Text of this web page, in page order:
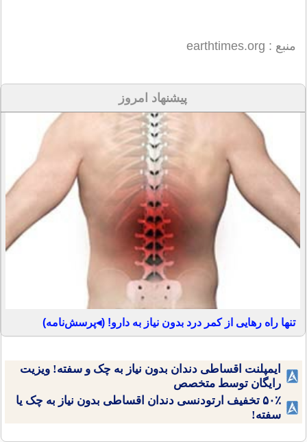
منبع : earthtimes.org
پیشنهاد امروز
تنها راه رهایی از کمر درد بدون نیاز به دارو! (◂پرسش‌نامه)
ایمپلنت اقساطی دندان بدون نیاز به چک و سفته! ویزیت
رایگان توسط متخصص
۵۰٪ تخفیف ارتودنسی دندان اقساطی بدون نیاز به چک یا
سفته!